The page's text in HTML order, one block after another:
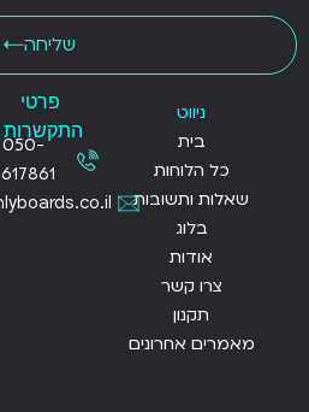
שליחה
ניווט
בית
כל הלוחות
שאלות ותשובות
בלוג
אודות
צרו קשר
תקנון
מאמרים אחרונים
פרטי
התקשרות
050-